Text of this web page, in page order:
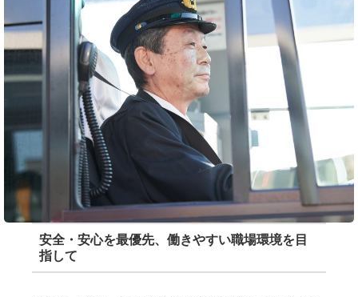
安全・安心を最優先、働きやすい職場環境を目
指して